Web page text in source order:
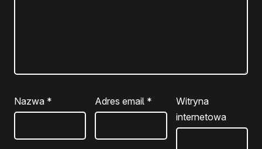
Nazwa * Adres email *
Witryna
internetowa